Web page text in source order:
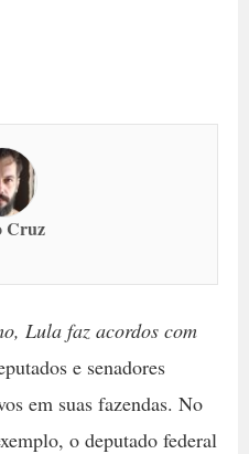
Cruz
Lula faz acordos com
e senadores
em suas fazendas. No
o deputado federal